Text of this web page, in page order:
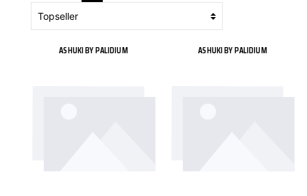
ASHUKI BY PALIDIUM ASHUKI BY PALIDIUM